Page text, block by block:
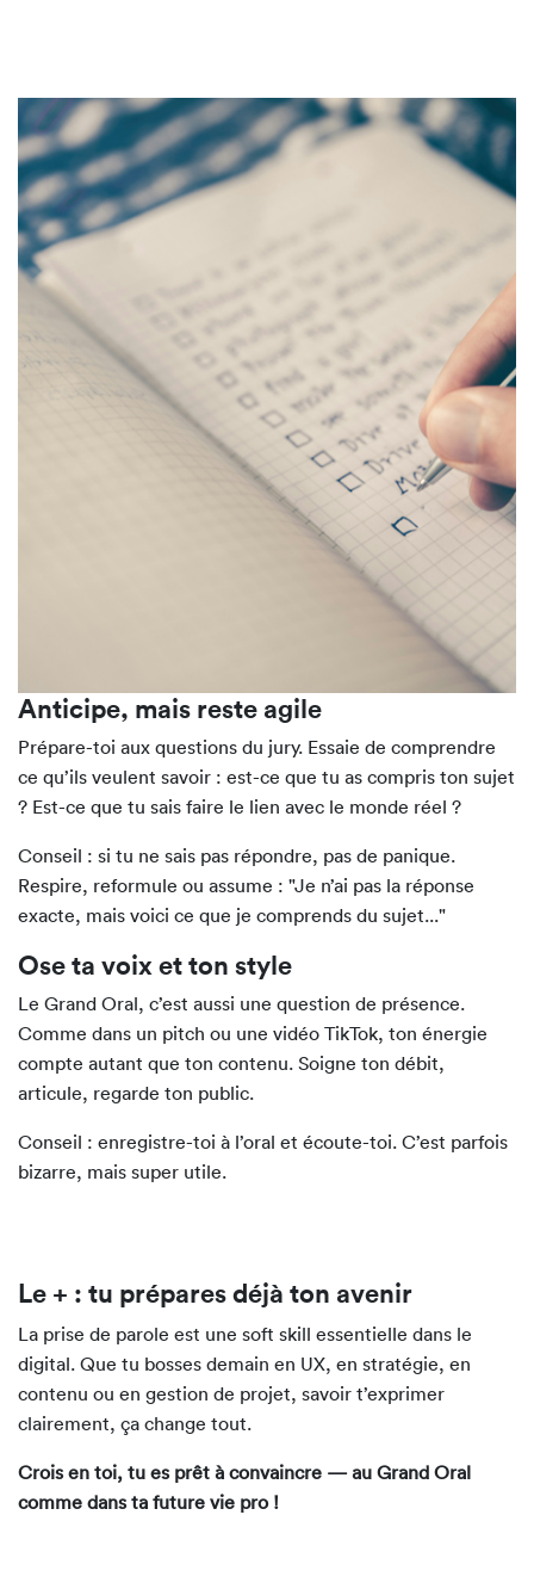
Anticipe, mais reste agile
Prépare-toi aux questions du jury. Essaie de comprendre
ce qu’ils veulent savoir : est-ce que tu as compris ton sujet
? Est-ce que tu sais faire le lien avec le monde réel ?
Conseil : si tu ne sais pas répondre, pas de panique.
Respire, reformule ou assume : "Je n’ai pas la réponse
exacte, mais voici ce que je comprends du sujet..."
Ose ta voix et ton style
Le Grand Oral, c’est aussi une question de présence.
Comme dans un pitch ou une vidéo TikTok, ton énergie
compte autant que ton contenu. Soigne ton débit,
articule, regarde ton public.
Conseil : enregistre-toi à l’oral et écoute-toi. C’est parfois
bizarre, mais super utile.
Le + : tu prépares déjà ton avenir
La prise de parole est une soft skill essentielle dans le
digital. Que tu bosses demain en UX, en stratégie, en
contenu ou en gestion de projet, savoir t’exprimer
clairement, ça change tout.
Crois en toi, tu es prêt à convaincre — au Grand Oral
comme dans ta future vie pro !